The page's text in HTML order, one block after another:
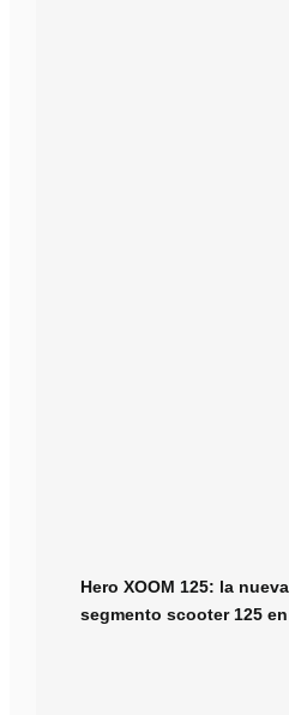
Hero XOOM 125: la
segmento scooter 125